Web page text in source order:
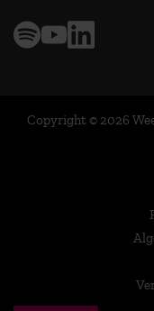
Copyright © 2026